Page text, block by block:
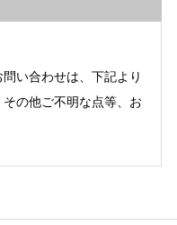
い合わせは、下記より
の他ご不明な点等、お